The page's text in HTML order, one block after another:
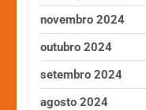
novembro 2024
outubro 2024
setembro 2024
agosto 2024